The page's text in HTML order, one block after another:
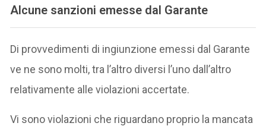
Alcune sanzioni emesse dal Garante
Di provvedimenti di ingiunzione emessi dal Garante
ve ne sono molti, tra l’altro diversi l’uno dall’altro
relativamente alle violazioni accertate.
Vi sono violazioni che riguardano proprio la mancata